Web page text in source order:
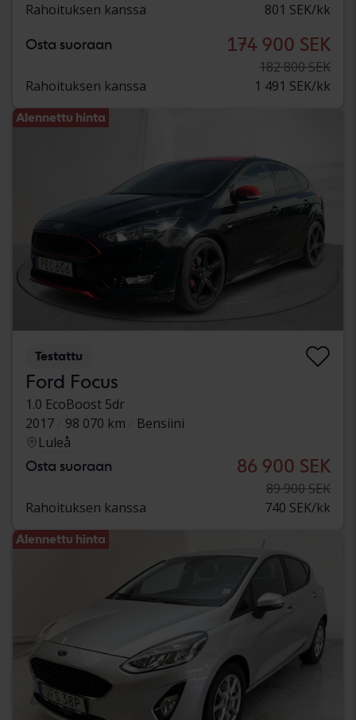
Rahoituksen kanssa 801 SEK/kk
Osta suoraan 174 900 SEK
182 800 SEK
Rahoituksen kanssa
1 491 SEK/kk
Alennettu hinta
Testattu
Ford Focus
1.0 EcoBoost 5dr
2017
98 070 km
Bensiini
Luleå
Osta suoraan 86 900 SEK
89 900 SEK
Rahoituksen kanssa
740 SEK/kk
Alennettu hinta